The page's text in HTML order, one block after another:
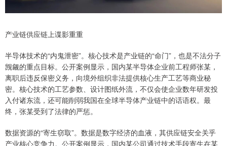
产业链供应链上谍影重重
半导体技术的“内鬼泄密”。核心技术是产业链的“命门”，也是不法分子
觊觎的重点目标。公开案例显示，国内某半导体企业前工程师张某，
离职后违反保密义务，向境外组织非法提供核心生产工艺等商业秘
密。核心技术的工艺参数、设计图纸外流，不仅会使企业数年研发投
入付诸东流，还可能削弱我国在全球半导体产业链中的话语权。最
终，张某受到了法律的严惩。
数据资源的“寄生窃取”。数据是数字经济的血液，其供应链安全关乎
产业核心竞争力。公开案例显示，国内某公司通过技术手段寄生在某